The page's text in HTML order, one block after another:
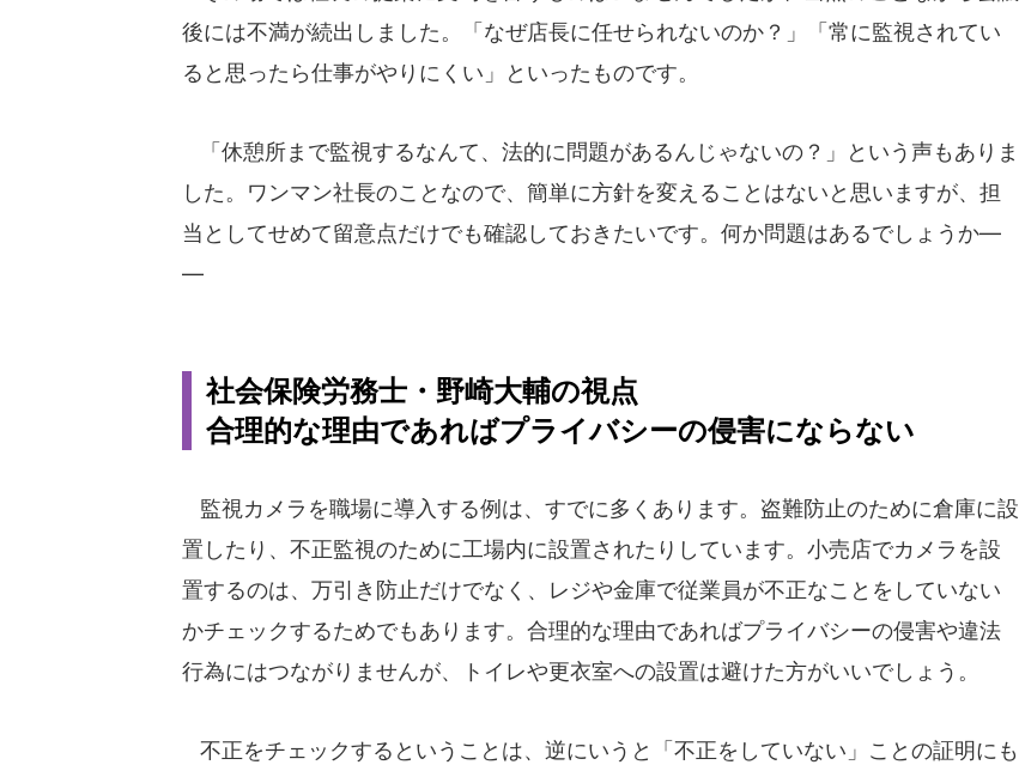
後には不満が続出しました。「なぜ店長に任せられないのか？」「常に監視されてい
ると思ったら仕事がやりにくい」といったものです。
「休憩所まで監視するなんて、法的に問題があるんじゃないの？」という声もありま
した。ワンマン社長のことなので、簡単に方針を変えることはないと思いますが、担
当としてせめて留意点だけでも確認しておきたいです。何か問題はあるでしょうか―
―
社会保険労務士・野崎大輔の視点
合理的な理由であればプライバシーの侵害にならない
監視カメラを職場に導入する例は、すでに多くあります。盗難防止のために倉庫に設
置したり、不正監視のために工場内に設置されたりしています。小売店でカメラを設
置するのは、万引き防止だけでなく、レジや金庫で従業員が不正なことをしていない
かチェックするためでもあります。合理的な理由であればプライバシーの侵害や違法
行為にはつながりませんが、トイレや更衣室への設置は避けた方がいいでしょう。
不正をチェックするということは、逆にいうと「不正をしていない」ことの証明にも